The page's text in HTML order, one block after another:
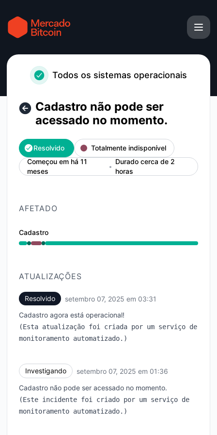
Todos os sistemas operacionais
Cadastro não pode ser
acessado no momento.
Resolvido
Totalmente indisponível
Começou em há 11
meses
Durado cerca de 2
horas
AFETADO
Cadastro
Operacional undefined 1:36 AM para 1:36 AM,
ATUALIZAÇÕES
Resolvido setembro 07, 2025 em 03:31
Cadastro agora está operacional!
(Esta atualização foi criada por um serviço de
monitoramento automatizado.)
Investigando setembro 07, 2025 em 01:36
Cadastro não pode ser acessado no momento.
(Este incidente foi criado por um serviço de
monitoramento automatizado.)